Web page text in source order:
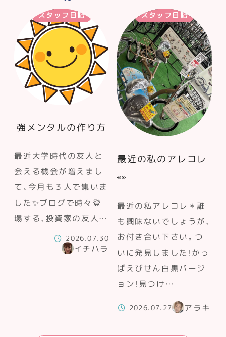
スタッフ日記
強メンタルの作り方
最近大学時代の友人と
会える機会が増えまし
て、今月も３人で集いま
した✨ブログで時々登
場する、投資家の友人…
2026.07.30
イチハラ
スタッフ日記
最近の私のアレコレ
👀
最近の私アレコレ＊誰
も興味ないでしょうが、
お付き合い下さい。つ
いに発見しました！かっ
ぱえびせん白黒バージ
ョン！見つけ…
2026.07.27 アラキ